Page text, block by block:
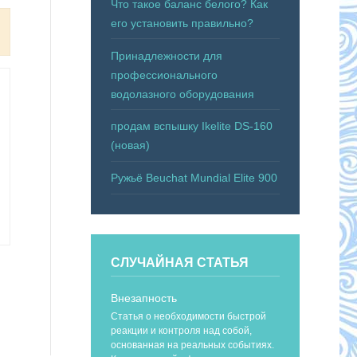
Что такое баланс белого? Как
его установить правильно?
Принадлежности для
профессионального
водолазного оборудования
продам вспышку Ikelite DS-160
(новая)
Ружьё Beuchat Mundial Elite 900
СЛУЧАЙНАЯ СТАТЬЯ
Внезапность
Статья о необходимости быстрой
реакции и контроля над собой,
основанная на реальных событиях.